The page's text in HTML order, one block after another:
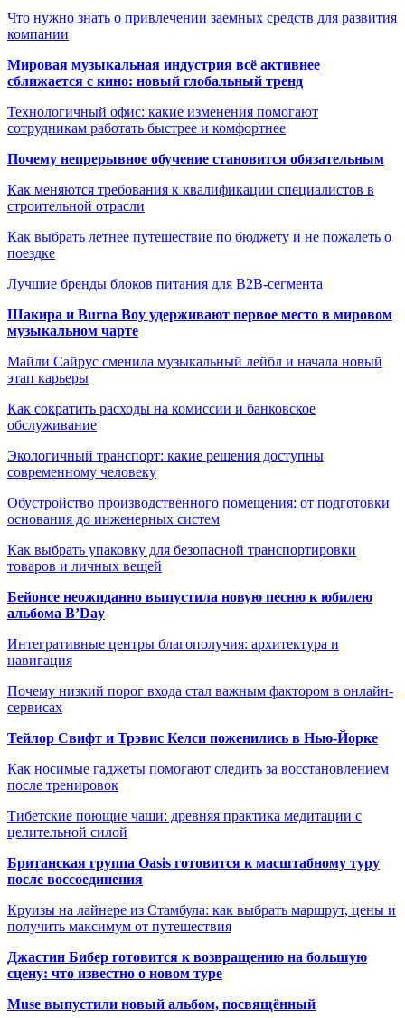
Что нужно знать о привлечении заемных средств для развития
компании
Мировая музыкальная индустрия всё активнее
сближается с кино: новый глобальный тренд
Технологичный офис: какие изменения помогают
сотрудникам работать быстрее и комфортнее
Почему непрерывное обучение становится обязательным
Как меняются требования к квалификации специалистов в
строительной отрасли
Как выбрать летнее путешествие по бюджету и не пожалеть о
поездке
Лучшие бренды блоков питания для B2B-сегмента
Шакира и Burna Boy удерживают первое место в мировом
музыкальном чарте
Майли Сайрус сменила музыкальный лейбл и начала новый
этап карьеры
Как сократить расходы на комиссии и банковское
обслуживание
Экологичный транспорт: какие решения доступны
современному человеку
Обустройство производственного помещения: от подготовки
основания до инженерных систем
Как выбрать упаковку для безопасной транспортировки
товаров и личных вещей
Бейонсе неожиданно выпустила новую песню к юбилею
альбома B’Day
Интегративные центры благополучия: архитектура и
навигация
Почему низкий порог входа стал важным фактором в онлайн-
сервисах
Тейлор Свифт и Трэвис Келси поженились в Нью-Йорке
Как носимые гаджеты помогают следить за восстановлением
после тренировок
Тибетские поющие чаши: древняя практика медитации с
целительной силой
Британская группа Oasis готовится к масштабному туру
после воссоединения
Круизы на лайнере из Стамбула: как выбрать маршрут, цены и
получить максимум от путешествия
Джастин Бибер готовится к возвращению на большую
сцену: что известно о новом туре
Muse выпустили новый альбом, посвящённый